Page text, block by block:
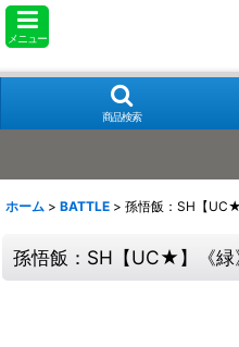
メニュー
商品検索
ホーム > BATTLE > 孫悟飯：SH【UC★
孫悟飯：SH【UC★】《緑